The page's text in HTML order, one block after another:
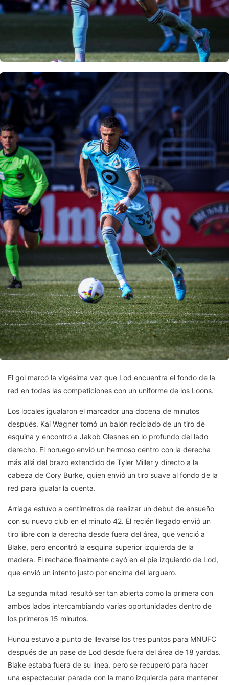
El gol marcó la vigésima vez que Lod encuentra el fondo de la
red en todas las competiciones con un uniforme de los Loons.
Los locales igualaron el marcador una docena de minutos
después. Kai Wagner tomó un balón reciclado de un tiro de
esquina y encontró a Jakob Glesnes en lo profundo del lado
derecho. El noruego envió un hermoso centro con la derecha
más allá del brazo extendido de Tyler Miller y directo a la
cabeza de Cory Burke, quien envió un tiro suave al fondo de la
red para igualar la cuenta.
Arriaga estuvo a centímetros de realizar un debut de ensueño
con su nuevo club en el minuto 42. El recién llegado envió un
tiro libre con la derecha desde fuera del área, que venció a
Blake, pero encontró la esquina superior izquierda de la
madera. El rechace finalmente cayó en el pie izquierdo de Lod,
que envió un intento justo por encima del larguero.
La segunda mitad resultó ser tan abierta como la primera con
ambos lados intercambiando varias oportunidades dentro de
los primeros 15 minutos.
Hunou estuvo a punto de llevarse los tres puntos para MNUFC
después de un pase de Lod desde fuera del área de 18 yardas.
Blake estaba fuera de su línea, pero se recuperó para hacer
una espectacular parada con la mano izquierda para mantener